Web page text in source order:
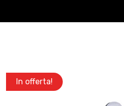
In offerta!